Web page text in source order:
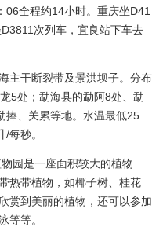
06全程约14小时。重庆坐D41
次列车，宜良站下车去
干断裂带及景洪坝子。分布
5处；勐海县的勐阿8处、勐
捧、关累等地。水温最低25
每秒。
园是一座面积较大的植物
热带植物，如椰子树、桂花
赏到美丽的植物，还可以参加
等等。